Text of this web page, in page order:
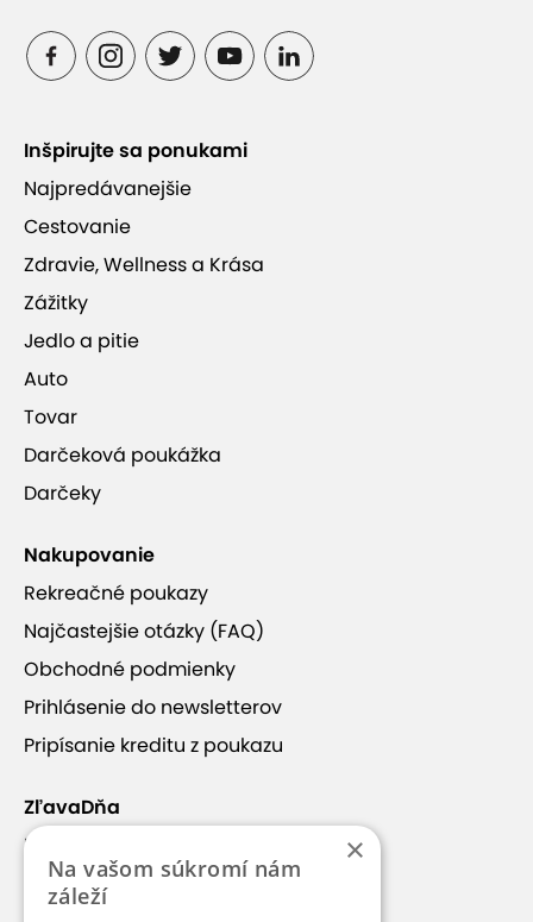
Inšpirujte sa ponukami
Najpredávanejšie
Cestovanie
Zdravie, Wellness a Krása
Zážitky
Jedlo a pitie
Auto
Tovar
Darčeková poukážka
Darčeky
Nakupovanie
Rekreačné poukazy
Najčastejšie otázky (FAQ)
Obchodné podmienky
Prihlásenie do newsletterov
Pripísanie kreditu z poukazu
ZľavaDňa
Náš príbeh
Kontakt
×
Na vašom súkromí nám
záleží